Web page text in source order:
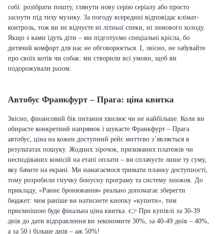
собі: розібрати пошту, глянути нову серію серіалу або просто
заснути під тиху музику. За погоду всередині відповідає клімат-
контроль, тож ви не відчуєте ні літньої спеки, ні зимового холоду.
Якщо з вами їдуть діти – ми підготуємо спеціальні крісла, бо
дитячий комфорт для нас не обговорюється. І, звісно, не забувайте
про своїх котів чи собак: ми створили всі умови, щоб ви
подорожували разом.
Автобус Франкфурт – Прага: ціна квитка
Звісно, фінансовий бік питання хвилює чи не найбільше. Коли ви
обираєте конкретний напрямок і шукаєте Франкфурт – Прага
автобус, ціна на кожен доступний рейс миттєво з’являється в
результатах пошуку. Жодних зірочок, прихованих платежів чи
несподіваних комісій на етапі оплати – ви сплачуєте лише ту суму,
яку бачите на екрані. Ми намагаємося тримати планку доступності,
тому розробили гнучку бонусну програму та систему знижок. До
прикладу, «Раннє бронювання» реально допомагає зберегти
бюджет: чим раніше ви натиснете кнопку «купити», тим
приємнішою буде фінальна ціна квитка. 👉 При купівлі за 30-39
днів до дати відправлення ви зекономите 30%, за 40-49 днів – 40%,
а за 50 і більше днів – аж 50%!